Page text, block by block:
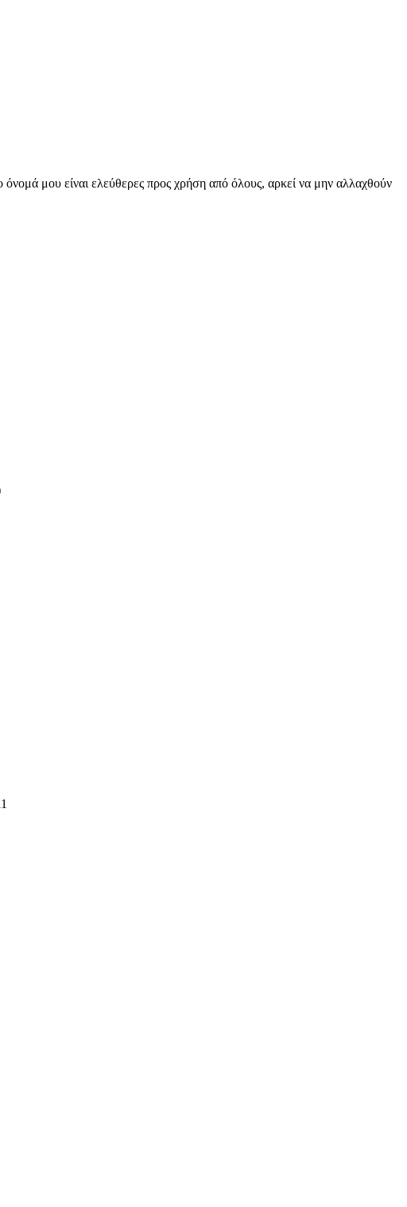
μου είναι ελεύθερες προς χρήση από όλους, αρκεί να μην αλλαχθούν